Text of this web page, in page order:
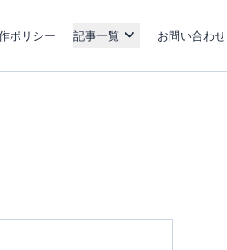
ポリシー 記事一覧 お問い合わせ